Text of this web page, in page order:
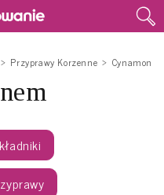
Przyprawy Korzenne Cynamon